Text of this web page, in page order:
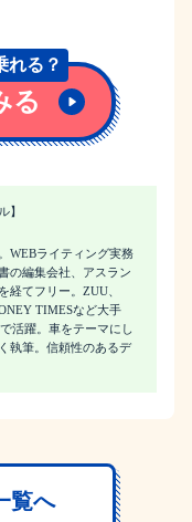
れる？
る
】
WEBライティング実務
の編集会社、アスラン
経てフリー。ZUU、
TIMESなど大手
活躍。車をテーマにし
執筆。信頼性のあるデ
覧へ